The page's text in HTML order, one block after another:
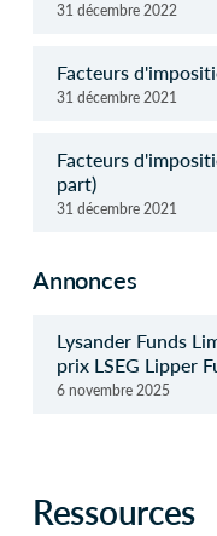
31 décembre 2022
Facteurs
31 décembre 2021
Facteurs
part)
31 décembre 2021
Annonces
Lysander Funds
prix LSEG Lipper
6 novembre 2025
Ressources